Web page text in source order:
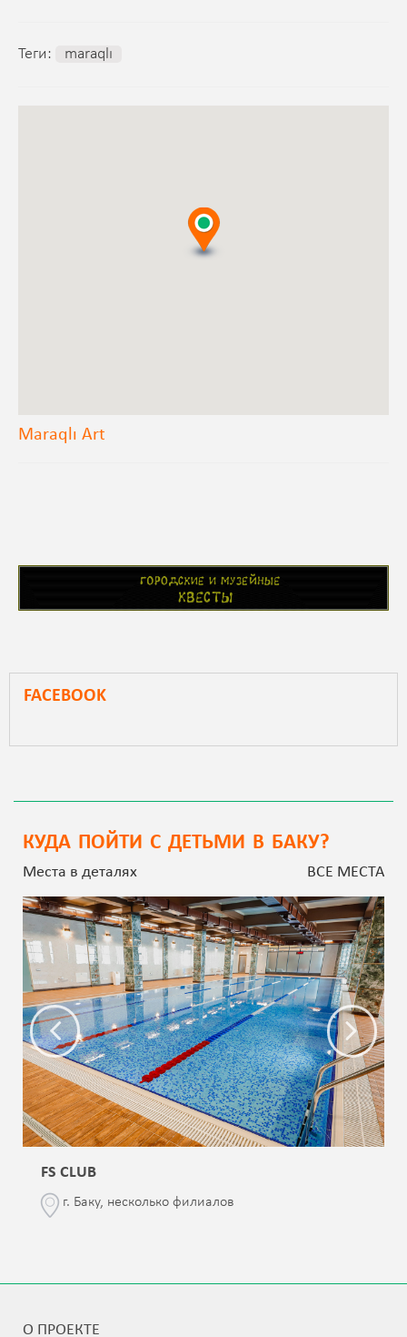
Теги: maraqlı
Maraqlı Art
FACEBOOK
КУДА ПОЙТИ С ДЕТЬМИ В БАКУ?
Места в деталях ВСЕ МЕСТА
FS CLUB
г. Баку, несколько филиалов
О ПРОЕКТЕ